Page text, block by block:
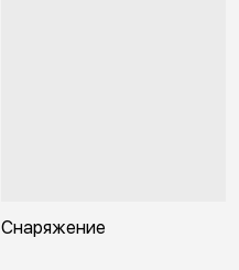
Снаряжение